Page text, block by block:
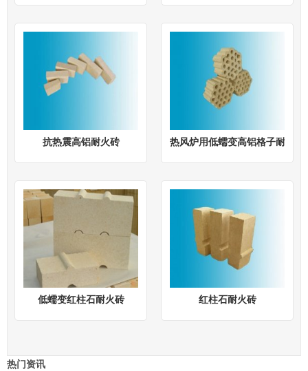
抗热震高铝耐火砖 热风炉用低蠕变高铝格子耐火砖
低蠕变红柱石耐火砖 红柱石耐火砖
热门资讯